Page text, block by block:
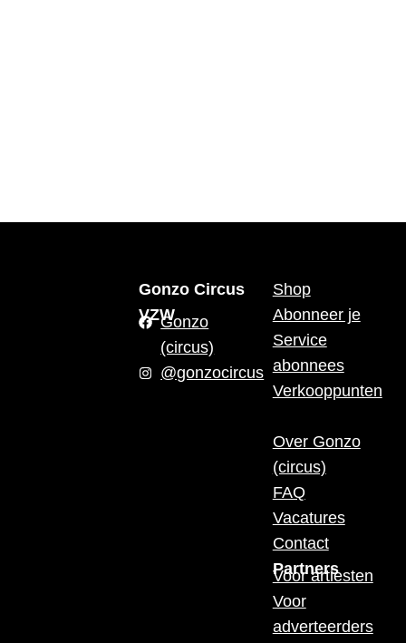
Gonzo Circus
VZWGonzo
(circus)
@gonzocircus
Shop
Abonneer je
Service
abonnees
Verkooppunten
Over Gonzo
(circus)
FAQ
Vacatures
Contact
Partners
Voor artiesten
Voor
adverteerders